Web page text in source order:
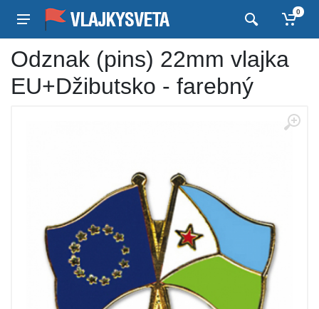
0
Odznak (pins) 22mm vlajka
EU+Džibutsko - farebný